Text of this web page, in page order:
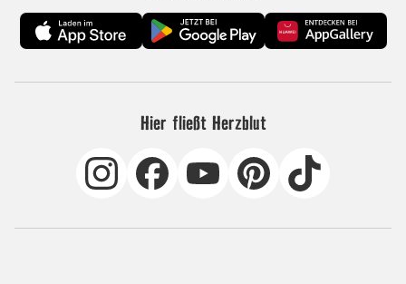
Hier fließt Herzblut